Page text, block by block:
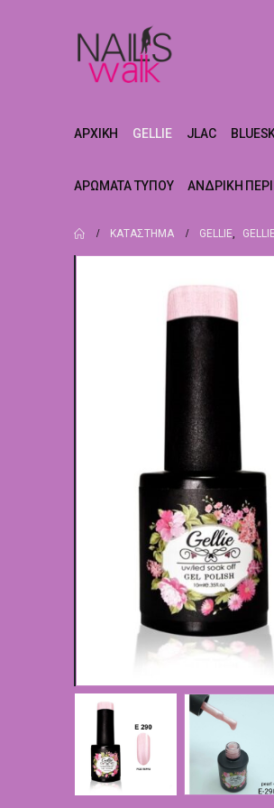
ΑΡΧΙΚΉ GELLIE JLAC
ΑΡΏΜΑΤΑ ΤΎΠΟΥ ΑΝΔΡΙΚΉ
ΚΑΤΆΣΤΗΜΑ GELLIE,